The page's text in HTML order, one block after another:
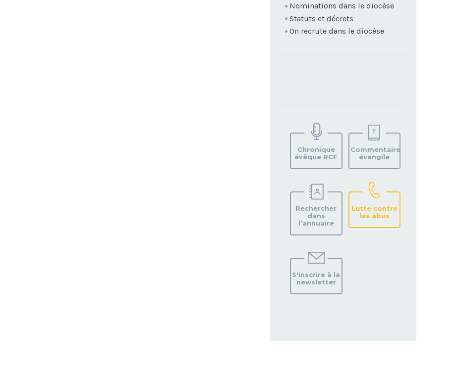
Nominations dans le diocèse
Statuts et décrets
On recrute dans le diocèse
VOTRE
PAROISSE
Chronique
évêque RCF
Commentaire
évangile
Rechercher
dans
l’annuaire
Lutte contre
les abus
S'inscrire à la
newsletter